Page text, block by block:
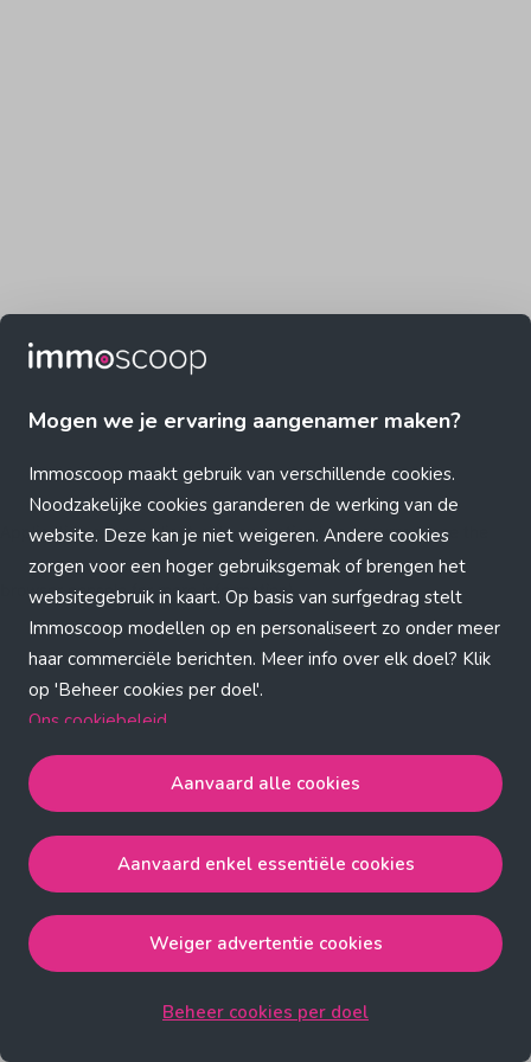
Mogen we je ervaring aangenamer maken?
Immoscoop maakt gebruik van verschillende cookies.
Noodzakelijke cookies garanderen de werking van de
website. Deze kan je niet weigeren. Andere cookies
zorgen voor een hoger gebruiksgemak of brengen het
websitegebruik in kaart. Op basis van surfgedrag stelt
Immoscoop modellen op en personaliseert zo onder meer
haar commerciële berichten. Meer info over elk doel? Klik
op 'Beheer cookies per doel'.
Ons cookiebeleid
Aanvaard alle cookiesgaat akkoord met de strict
noodzakelijke, analytische, functionele en advertentie
cookies.
de strict noodzakelijke cookies.
Weiger advertentie cookiesgaat akkoord met de strict
Aanvaard alle cookies
Aanvaard enkel essentiële cookies
Weiger advertentie cookies
Beheer cookies per doel
Application error: a client-side exception has occurred (see the
browser console for more information)